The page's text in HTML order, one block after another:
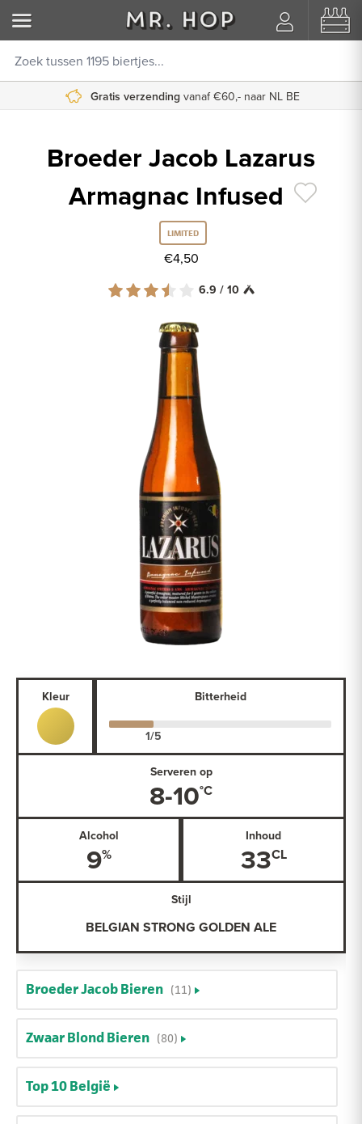
Gratis verzending vanaf €60,- naar NL BE
Broeder Jacob Lazarus
Armagnac Infused
LIMITED
€4,50
6.9 / 10
Kleur Bitterheid
Serveren op
8-10
Alcohol
9
Inhoud
33
Stijl
BELGIAN STRONG GOLDEN ALE
Broeder Jacob Bieren (11)
Zwaar Blond Bieren (80)
Top 10 België